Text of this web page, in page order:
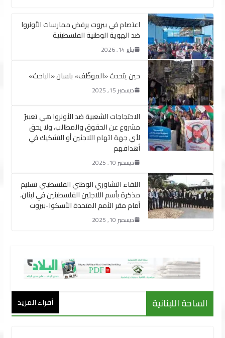
اعتصام في بيروت يرفض ممارسات الأونروا
ضد الهوية الوطنية الفلسطينية
يناير 14, 2026
حين يتحدث «الموظّف» بلسان «الباحث»
ديسمبر 15, 2025
الاحتجاجات الشعبية ضد الأونروا هي تعبيرٌ
مشروع عن الحقوق والمطالب، ولا يحق
لأي جهة اتهام اللاجئين أو التشكيك في
أهدافهم
ديسمبر 10, 2025
اللقاء التشاوري الوطني الفلسطيني تسليم
مذكرة بأسم اللاجئين الفلسطينين في لبنان،
أمام مقر الأمم المتحدة الأسكوا-بيروت
ديسمبر 10, 2025
الساحة اللبنانية أقراء المزيد